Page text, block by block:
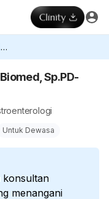
dr. Hendra Koncoro, M.Biomed, Sp.PD-KGEH
Sp.PD-
Untuk Dewasa
konsultan
menangani